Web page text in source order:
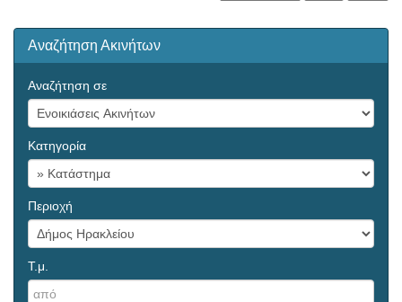
Αναζήτηση Ακινήτων
Αναζήτηση σε
Κατηγορία
Περιοχή
Τ.μ.